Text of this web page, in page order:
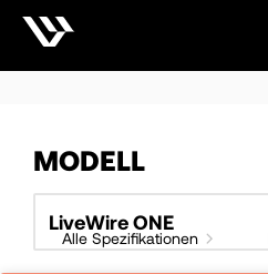
MODELL
LiveWire ONE
Alle Spezifikationen